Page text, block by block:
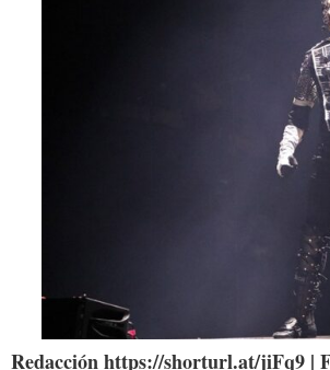
Redacción https://shorturl.at/jiFq9 |